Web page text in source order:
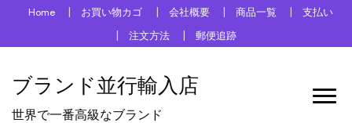
Home お買い物カゴ 会社概要 商品一覧
支払い
注文方法
郵便追跡
ブランド並行輸入店
世界で一番高級なブランド